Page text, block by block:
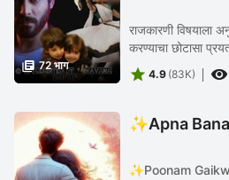
 72 भाग
राजकारणी विषयाला
करण्याचा छोटासा
 4.9 (83K) 
✨Apna
✨Poonam